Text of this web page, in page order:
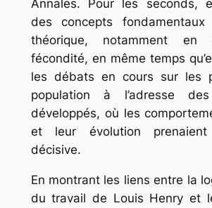
Annales. Pour les seconds,
des concepts
théorique, notamment en
fécondité, en même temps
les débats en cours sur les
population à l’adresse
développés, où les
et leur évolution
décisive.
En montrant les liens entre la
du travail de Louis Henry et